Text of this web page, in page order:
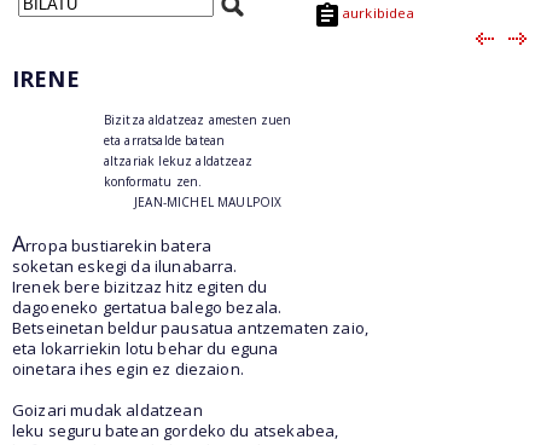
aurkibidea
IRENE
Bizitza aldatzeaz amesten zuen
eta arratsalde batean
altzariak lekuz aldatzeaz
konformatu zen.
JEAN-MICHEL MAULPOIX
Arropa bustiarekin batera
soketan eskegi da ilunabarra.
Irenek bere bizitzaz hitz egiten du
dagoeneko gertatua balego bezala.
Betseinetan beldur pausatua antzematen zaio,
eta lokarriekin lotu behar du eguna
oinetara ihes egin ez diezaion.
Goizari mudak aldatzean
leku seguru batean gordeko du atsekabea,